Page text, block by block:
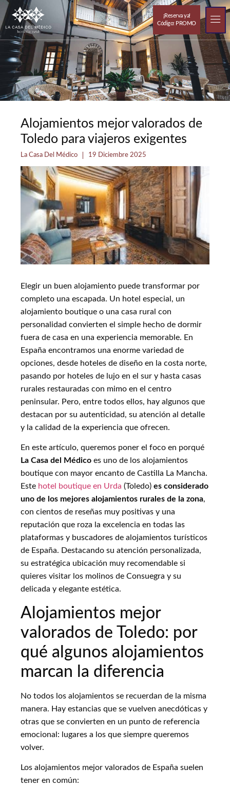
¡Reserva ya!
Código: PROMO
Alojamientos mejor valorados de
Toledo para viajeros exigentes
La Casa Del Médico 19 Diciembre 2025
Elegir un buen alojamiento puede transformar por
completo una escapada. Un hotel especial, un
alojamiento boutique o una casa rural con
personalidad convierten el simple hecho de dormir
fuera de casa en una experiencia memorable. En
España encontramos una enorme variedad de
opciones, desde hoteles de diseño en la costa norte,
pasando por hoteles de lujo en el sur y hasta casas
rurales restauradas con mimo en el centro
peninsular. Pero, entre todos ellos, hay algunos que
destacan por su autenticidad, su atención al detalle
y la calidad de la experiencia que ofrecen.
En este artículo, queremos poner el foco en porqué
La Casa del Médico es uno de los alojamientos
boutique con mayor encanto de Castilla La Mancha.
Este hotel boutique en Urda (Toledo) es considerado
uno de los mejores alojamientos rurales de la zona,
con cientos de reseñas muy positivas y una
reputación que roza la excelencia en todas las
plataformas y buscadores de alojamientos turísticos
de España. Destacando su atención personalizada,
su estratégica ubicación muy recomendable si
quieres visitar los molinos de Consuegra y su
delicada y elegante estética.
Alojamientos mejor
valorados de Toledo: por
qué algunos alojamientos
marcan la diferencia
No todos los alojamientos se recuerdan de la misma
manera. Hay estancias que se vuelven anecdóticas y
otras que se convierten en un punto de referencia
emocional: lugares a los que siempre queremos
volver.
Los alojamientos mejor valorados de España suelen
tener en común: